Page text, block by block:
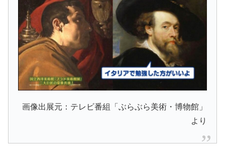
画像出展元：テレビ番組「ぶらぶら美術・博物館」
より